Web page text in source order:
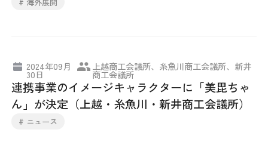
2024年09月
30日
上越商工会議所、糸魚川商工会議所、新井
商工会議所
連携事業のイメージキャラクターに「美毘ちゃ
ん」が決定（上越・糸魚川・新井商工会議所）
# ニュース